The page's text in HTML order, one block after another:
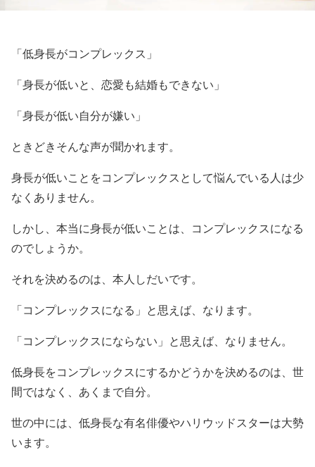
「低身長がコンプレックス」
「身長が低いと、恋愛も結婚もできない」
「身長が低い自分が嫌い」
ときどきそんな声が聞かれます。
身長が低いことをコンプレックスとして悩んでいる人は少
なくありません。
しかし、本当に身長が低いことは、コンプレックスになる
のでしょうか。
それを決めるのは、本人しだいです。
「コンプレックスになる」と思えば、なります。
「コンプレックスにならない」と思えば、なりません。
低身長をコンプレックスにするかどうかを決めるのは、世
間ではなく、あくまで自分。
世の中には、低身長な有名俳優やハリウッドスターは大勢
います。